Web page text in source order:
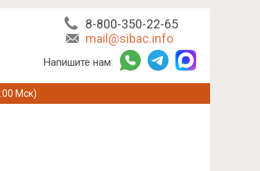
8-800-350-22-65
mail@sibac.info
Напишите нам:
Мск)